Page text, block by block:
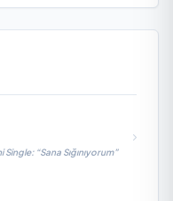
“Sana Sığınıyorum”